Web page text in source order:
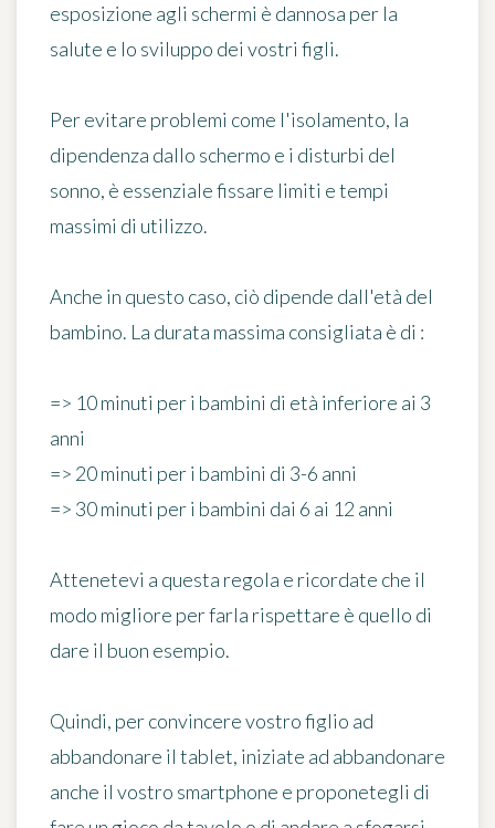
esposizione agli schermi è dannosa per la
salute e lo sviluppo dei vostri figli.
Per evitare problemi come l'isolamento, la
dipendenza dallo schermo e i disturbi del
sonno, è essenzialefissare limiti e tempi
massimi di utilizzo.
Anche in questo caso, ciò dipende dall'età del
bambino. La durata massima consigliata è di :
=> 10 minuti per i bambini di età inferiore ai 3
anni
=> 20 minuti per i bambini di 3-6 anni
=> 30 minuti per i bambini dai 6 ai 12 anni
Attenetevi a questa regola e ricordate che il
modo migliore per farla rispettare è quello di
dare il buon esempio.
Quindi, per convincere vostro figlio ad
abbandonare il tablet, iniziate ad abbandonare
anche il vostro smartphone e proponetegli di